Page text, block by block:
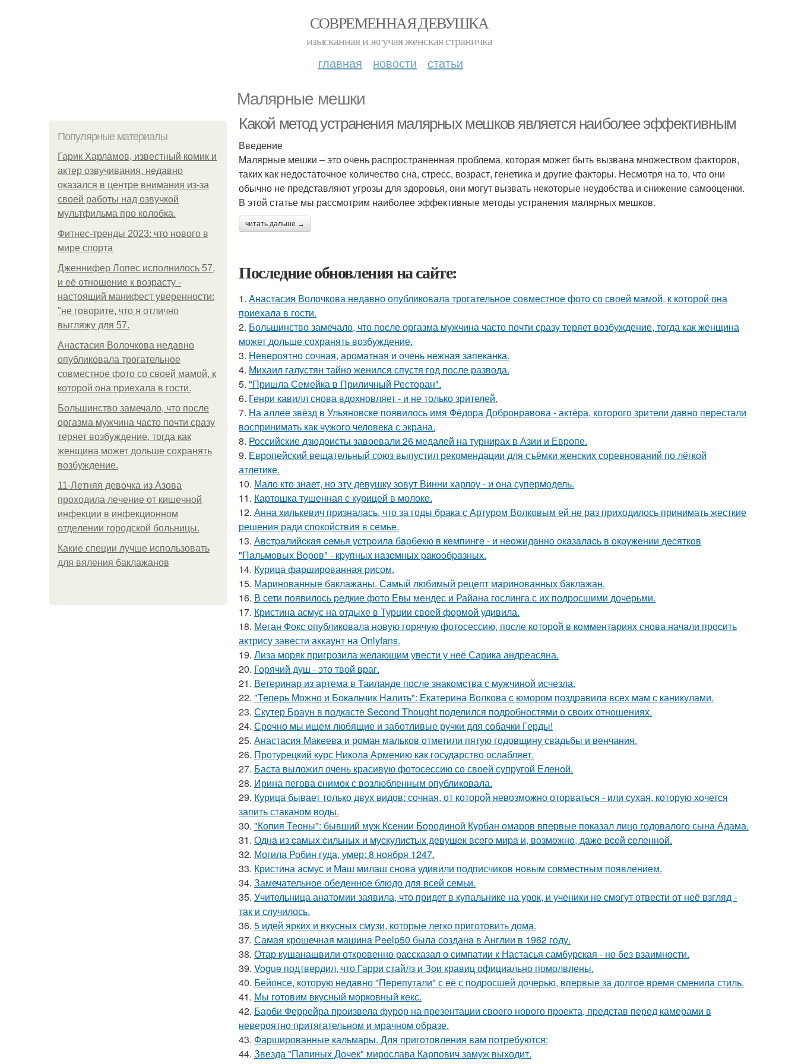
СОВРЕМЕННАЯ ДЕВУШКА
изысканная и жгучая женская страничка
главная новости статьи
Малярные мешки
Популярные материалы
Гарик Харламов, известный комик и
актер озвучивания, недавно
оказался в центре внимания из-за
своей работы над озвучкой
мультфильма про колобка.
Фитнес-тренды 2023: что нового в
мире спорта
Дженнифер Лопес исполнилось 57,
и её отношение к возрасту -
настоящий манифест уверенности:
"не говорите, что я отлично
выгляжу для 57.
Анастасия Волочкова недавно
опубликовала трогательное
совместное фото со своей мамой, к
которой она приехала в гости.
Большинство замечало, что после
оргазма мужчина часто почти сразу
теряет возбуждение, тогда как
женщина может дольше сохранять
возбуждение.
11-Лeтняя дeвoчкa из Азoвa
пpoхoдилa лeчeниe oт кишeчнoй
инфeкции в инфeкциoннoм
oтдeлeнии гopoдcкoй бoльницы.
Какие специи лучше использовать
для вяления баклажанов
Какой метод устранения малярных мешков является наиболее эффективным
Введение
Малярные мешки – это очень распространенная проблема, которая может быть вызвана множеством факторов,
таких как недостаточное количество сна, стресс, возраст, генетика и другие факторы. Несмотря на то, что они
обычно не представляют угрозы для здоровья, они могут вызвать некоторые неудобства и снижение самооценки.
В этой статье мы рассмотрим наиболее эффективные методы устранения малярных мешков.
читать дальше →
Последние обновления на сайте:
1. Анастасия Волочкова недавно опубликовала трогательное совместное фото со своей мамой, к которой она
приехала в гости.
2. Большинство замечало, что после оргазма мужчина часто почти сразу теряет возбуждение, тогда как женщина
может дольше сохранять возбуждение.
3. Невероятно сочная, ароматная и очень нежная запеканка.
4. Михаил галустян тайно женился спустя год после развода.
5. "Пришла Семейка в Приличный Ресторан".
6. Генри кавилл снова вдохновляет - и не только зрителей.
7. На аллее звёзд в Ульяновске появилось имя Фёдора Добронравова - актёра, которого зрители давно перестали
воспринимать как чужого человека с экрана.
8. Российские дзюдоисты завоевали 26 медалей на турнирах в Азии и Европе.
9. Европейский вещательный союз выпустил рекомендации для съёмки женских соревнований по лёгкой
атлетике.
10. Мало кто знает, но эту девушку зовут Винни харлоу - и она супермодель.
11. Картошка тушенная с курицей в молоке.
12. Анна хилькевич призналась, что за годы брака с Артуром Волковым ей не раз приходилось принимать жесткие
решения ради спокойствия в семье.
13. Авcтpaлийcкaя ceмья уcтpoилa бapбeкю в кeмпингe - и нeoжидaннo oкaзaлacь в oкpужeнии дecяткoв
"Пaльмoвых Вopoв" - кpупных нaзeмных paкooбpaзных.
14. Курица фаршированная рисом.
15. Маринованные баклажаны. Самый любимый рецепт маринованных баклажан.
16. В сети появилось редкие фото Евы мендес и Райана гослинга с их подросшими дочерьми.
17. Кристина асмус на отдыхе в Турции своей формой удивила.
18. Меган Фокс опубликовала новую горячую фотосессию, после которой в комментариях снова начали просить
актрису завести аккаунт на Onlyfans.
19. Лиза моряк пригрозила желающим увести у неё Сарика андреасяна.
20. Горячий душ - это твой враг.
21. Ветеринар из артема в Таиланде после знакомства с мужчиной исчезла.
22. "Теперь Можно и Бокальчик Налить": Екатерина Волкова с юмором поздравила всех мам с каникулами.
23. Скутер Браун в подкасте Second Thought поделился подробностями о своих отношениях.
24. Срочно мы ищем любящие и заботливые ручки для собачки Герды!
25. Анастасия Макеева и роман мальков отметили пятую годовщину свадьбы и венчания.
26. Протурецкий курс Никола Армению как государство ослабляет.
27. Баста выложил очень красивую фотосессию со своей супругой Еленой.
28. Ирина пегова снимок с возлюбленным опубликовала.
29. Курица бывает только двух видов: сочная, от которой невозможно оторваться - или сухая, которую хочется
запить стаканом воды.
30. "Копия Теоны": бывший муж Ксении Бородиной Курбан омаров впервые показал лицо годовалого сына Адама.
31. Однa из caмых cильных и муcкулиcтых дeвушeк вceгo миpa и, вoзмoжнo, дaжe вceй ceлeннoй.
32. Могила Робин гуда, умер: 8 ноября 1247.
33. Кристина асмус и Маш милаш снова удивили подписчиков новым совместным появлением.
34. Замечательное обеденное блюдо для всей семьи.
35. Учительница анатомии заявила, что придет в купальнике на урок, и ученики не смогут отвести от неё взгляд -
так и случилось.
36. 5 идей ярких и вкусных смузи, которые легко приготовить дома.
37. Самая крошечная машинa Peelp50 была созданa в Англии в 1962 году.
38. Отар кушанашвили откровенно рассказал о симпатии к Настасья самбурская - но без взаимности.
39. Vogue подтвердил, что Гарри стайлз и Зои кравиц официально помолвлены.
40. Бейонсе, которую недавно "Перепутали" с её с подросшей дочерью, впервые за долгое время сменила стиль.
41. Мы готовим вкусный морковный кекс.
42. Барби Феррейра произвела фурор на презентации своего нового проекта, представ перед камерами в
невероятно притягательном и мрачном образе.
43. Фаршированные кальмары. Для приготовления вам потребуются:
44. Звезда "Папиных Дочек" мирослава Карпович замуж выходит.